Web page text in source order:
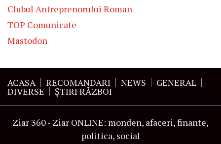
Clubul Antreprenorului Roman
TOP Comunicate
Mastodon
ACASA RECOMANDARI NEWS GENERAL
DIVERSE ŞTIRI RĂZBOI
Ziar 360 - Ziar ONLINE: monden, afaceri, finante,
politica, social